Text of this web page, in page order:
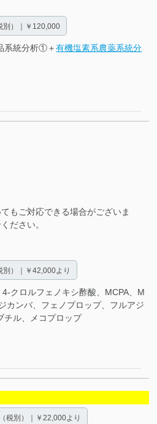
別）｜￥120,000
系統分析①＋有機塩素系農薬系統分
もご対応できる場合がございま
ださい。
別）｜￥42,000より
4-クロルフェノキシ酢酸、MCPA、M
カンバ、フェノプロップ、フルアジ
チル、メコプロップ
（税別）｜￥22,000より